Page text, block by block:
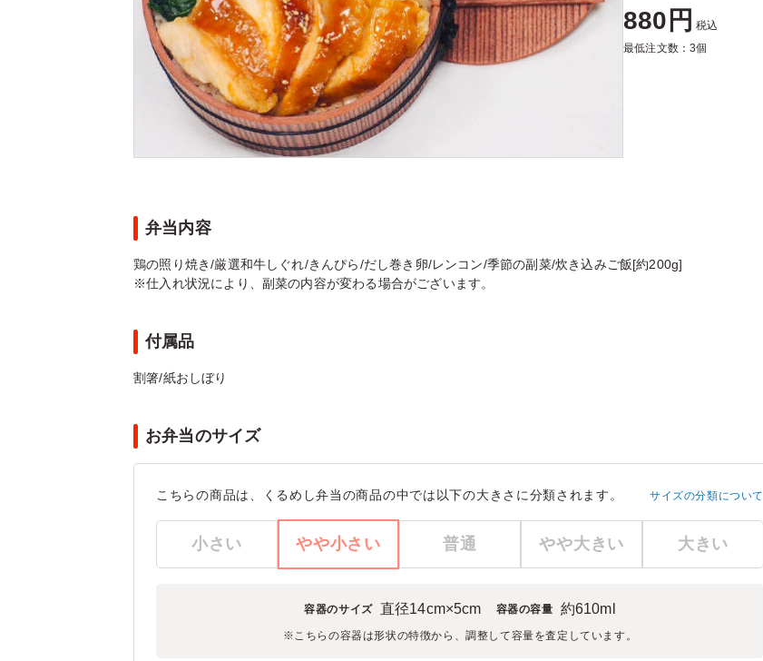
880円 税込
最低注文数：3個
弁当内容
鶏の照り焼き/厳選和牛しぐれ/きんぴら/だし巻き卵/レンコン/季節の副菜/炊き込みご飯[約200g]
※仕入れ状況により、副菜の内容が変わる場合がございます。
付属品
割箸/紙おしぼり
お弁当のサイズ
こちらの商品は、くるめし弁当の商品の中では以下の大きさに分類されます。 サイズの分類について
小さい やや小さい 普通 やや大きい 大きい
容器のサイズ 直径14cm×5cm 容器の容量 約610ml
※こちらの容器は形状の特徴から、調整して容量を査定しています。